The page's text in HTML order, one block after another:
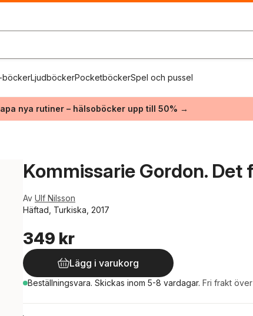
böckerLjudböckerPocketböckerSpel och pussel
nya rutiner – hälsoböcker upp till 50% →
Kommissarie Gordon.
Av Ulf Nilsson
Häftad, Turkiska, 2017
349 kr
Lägg i varukorg
Beställningsvara. Skickas inom 5-8 vardagar. Fri frakt